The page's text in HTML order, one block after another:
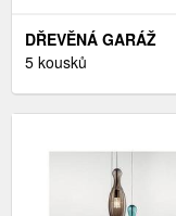
DŘEVĚNÁ GARÁŽ
DEKORHOME
5 kousků